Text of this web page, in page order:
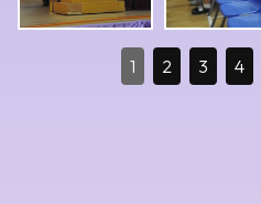
1 2 3 4